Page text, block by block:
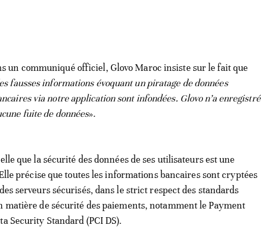
un communiqué officiel, Glovo Maroc insiste sur le fait que
fausses informations évoquant un piratage de données
via notre application sont infondées. Glovo n’a enregistré
fuite de données».
que la sécurité des données de ses utilisateurs est une
précise que toutes les informations bancaires sont cryptées
serveurs sécurisés, dans le strict respect des standards
de sécurité des paiements, notamment le Payment
Security Standard (PCI DS).